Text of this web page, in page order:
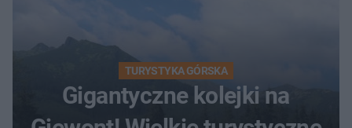
TURYSTYKA GÓRSKA
Gigantyczne kolejki na